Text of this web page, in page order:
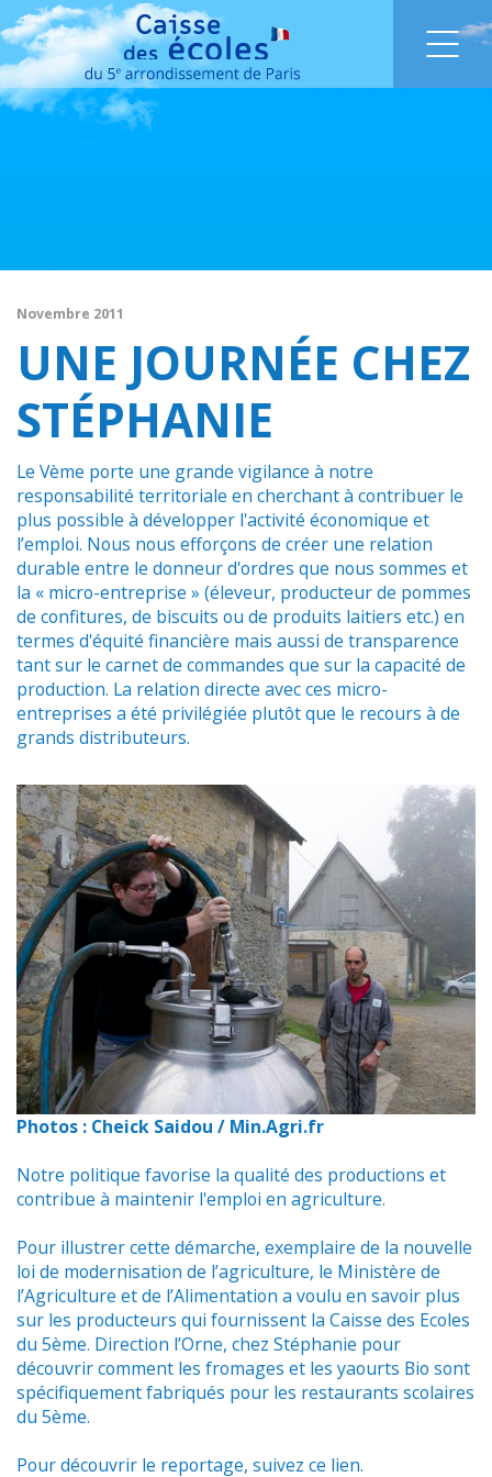
Novembre 2011
UNE JOURNÉE CHEZ
STÉPHANIE
Le Vème porte une grande vigilance à notre
responsabilité territoriale en cherchant à contribuer le
plus possible à développer l'activité économique et
l’emploi. Nous nous efforçons de créer une relation
durable entre le donneur d'ordres que nous sommes et
la « micro-entreprise » (éleveur, producteur de pommes
de confitures, de biscuits ou de produits laitiers etc.) en
termes d'équité financière mais aussi de transparence
tant sur le carnet de commandes que sur la capacité de
production. La relation directe avec ces micro-
entreprises a été privilégiée plutôt que le recours à de
grands distributeurs.
Photos : Cheick Saidou / Min.Agri.fr
Notre politique favorise la qualité des productions et
contribue à maintenir l'emploi en agriculture.
Pour illustrer cette démarche, exemplaire de la nouvelle
loi de modernisation de l’agriculture, le Ministère de
l’Agriculture et de l’Alimentation a voulu en savoir plus
sur les producteurs qui fournissent la Caisse des Ecoles
du 5ème. Direction l’Orne, chez Stéphanie pour
découvrir comment les fromages et les yaourts Bio sont
spécifiquement fabriqués pour les restaurants scolaires
du 5ème.
Pour découvrir le reportage, suivez ce lien.